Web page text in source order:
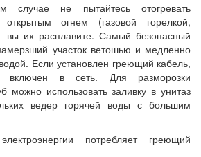
не пытайтесь отогревать
огнем (газовой горелкой,
их расплавите. Самый безопасный
участок ветошью и медленно
Если установлен греющий кабель,
включен в сеть. Для разморозки
можно использовать заливку в унитаз
ведер горячей воды с большим
потребляет греющий